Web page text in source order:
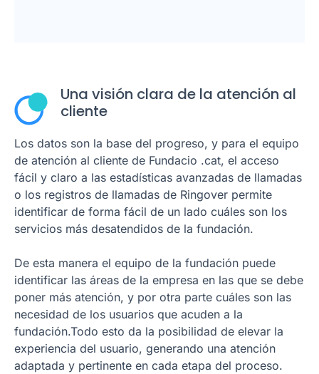
Una visión clara de la atención al
cliente
Los datos son la base del progreso, y para el equipo
de atención al cliente de Fundacio .cat, el acceso
fácil y claro a las estadísticas avanzadas de llamadas
o los registros de llamadas de Ringover permite
identificar de forma fácil de un lado cuáles son los
servicios más desatendidos de la fundación.
De esta manera el equipo de la fundación puede
identificar las áreas de la empresa en las que se debe
poner más atención, y por otra parte cuáles son las
necesidad de los usuarios que acuden a la
fundación.Todo esto da la posibilidad de elevar la
experiencia del usuario, generando una atención
adaptada y pertinente en cada etapa del proceso.